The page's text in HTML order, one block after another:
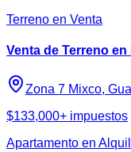
Terreno en Venta
Venta de Terreno
Zona 7 Mixco,
$133,000+ impuestos
Apartamento en